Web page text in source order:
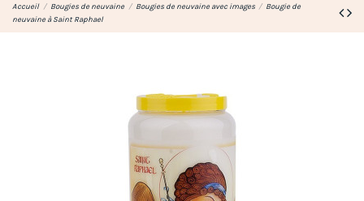
Accueil Bougies de neuvaine Bougies de neuvaine avec images
Bougie de
neuvaine à Saint Raphael